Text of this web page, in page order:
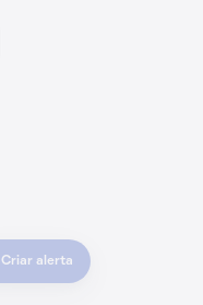
Criar alerta